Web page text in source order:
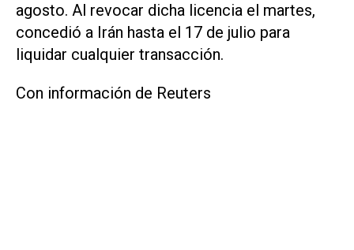
agosto. Al revocar dicha licencia el martes,
concedió a Irán hasta el 17 de julio para
liquidar cualquier transacción.
Con información de Reuters